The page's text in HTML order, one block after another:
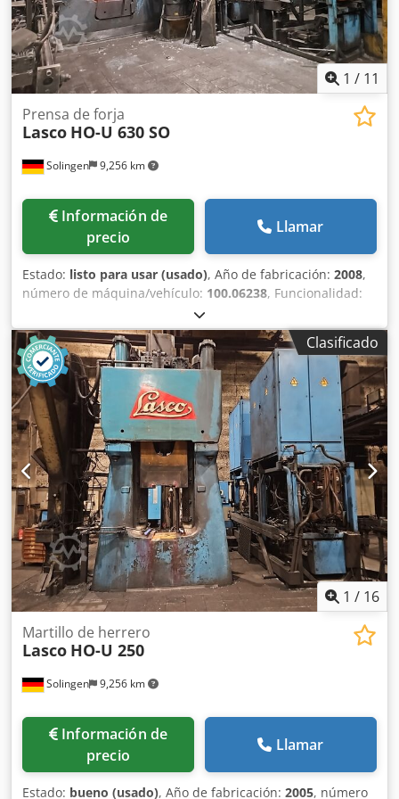
1 / 11
Solingen 9,256 km
Prensa de forja
Lasco HO-U 630 SO
Información de
precio
Llamar
Estado: listo para usar (usado), Año de fabricación: 2008,
número de máquina/vehículo: 100.06238, Funcionalidad:
, martillo hidráulico para forja (H2)
Dksdpfx Aeziw Nlogxor Fabricante: LASCO Modelo: HO - U
630 SO Año de fabricación: 2008 Energía de impacto: 63 kJ
Frecuencia de impacto: aproximadamente 85/min
Velocidad del pistón: hasta 5 m/s Carrera del pistón: de
520 a 760 mm Profundidad de impacto: 750 mm Peso del
pistón: 4.300 kg Sistema de lubricación central con aceite a
presión Circuito de filtrado con refrigeración
Clasificado
1 / 16
Solingen 9,256 km
Martillo de herrero
Lasco HO-U 250
Información de
precio
Llamar
Estado: bueno (usado), Año de fabricación: 2005, número